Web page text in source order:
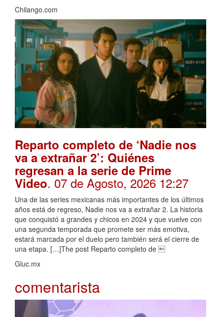
Chilango.com
Reparto completo de ‘Nadie nos
va a extrañar 2’: Quiénes
regresan a la serie de Prime
Video. 07 de Agosto, 2026 12:27
Una de las series mexicanas más importantes de los últimos
años está de regreso, Nadie nos va a extrañar 2. La historia
que conquistó a grandes y chicos en 2024 y que vuelve con
una segunda temporada que promete ser más emotiva,
estará marcada por el duelo pero también será el cierre de
una etapa. […]The post Reparto completo de 
Gluc.mx
comentarista